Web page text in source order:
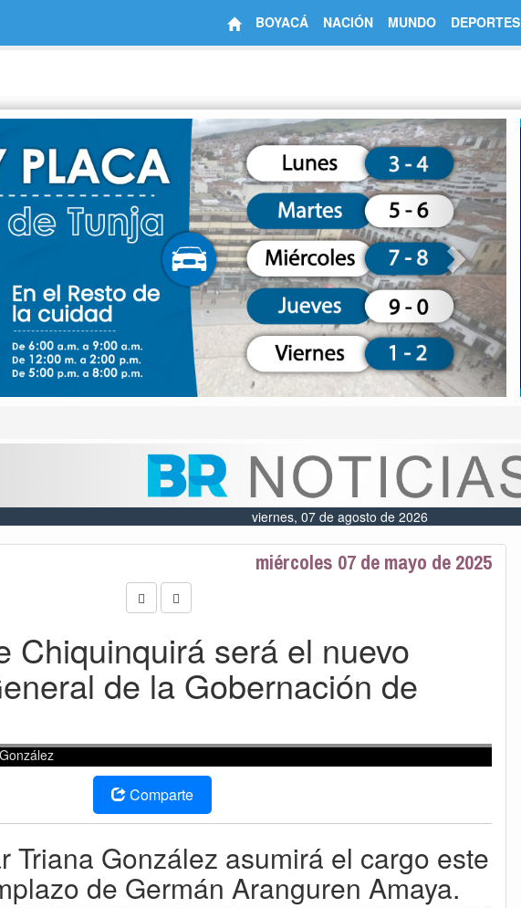
BOYACÁ NACIÓN MUNDO DEPORTES
Next
viernes, 07 de agosto de 2026
miércoles 07 de mayo de 2025
Chiquinquirá será el nuevo
de la Gobernación de
Comparte
Triana González asumirá el cargo este
de Germán Aranguren Amaya.